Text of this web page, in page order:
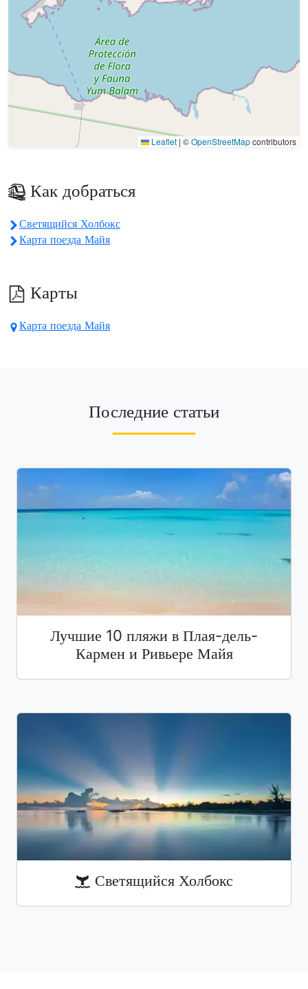
Leaflet | ©OpenStreetMapcontributors
Как добраться
Светящийся Холбокс
Карта поезда Майя
Карты
Карта поезда Майя
Последние статьи
Лучшие 10 пляжи в Плая-дель-
Кармен и Ривьере Майя
Светящийся Холбокс